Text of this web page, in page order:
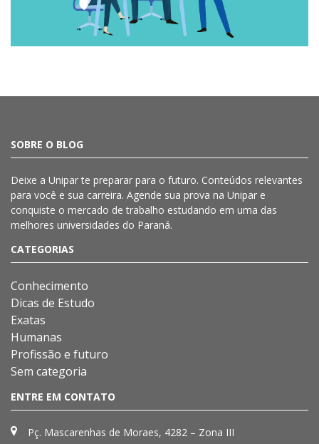
SOBRE O BLOG
Deixe a Uniparte preparar para o futuro. Conteúdos relevantes
para você e sua carreira. Agende sua prova na Unipar e
conquiste o mercado de trabalho estudando em uma das
melhores universidades do Paraná.
CATEGORIAS
Conhecimento
Dicas de Estudo
Exatas
Humanas
Profissão e futuro
Sem categoria
ENTRE EM CONTATO
Pç. Mascarenhas de Moraes, 4282 – Zona III